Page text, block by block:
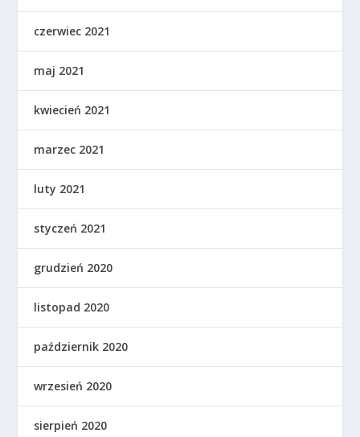
czerwiec 2021
maj 2021
kwiecień 2021
marzec 2021
luty 2021
styczeń 2021
grudzień 2020
listopad 2020
październik 2020
wrzesień 2020
sierpień 2020